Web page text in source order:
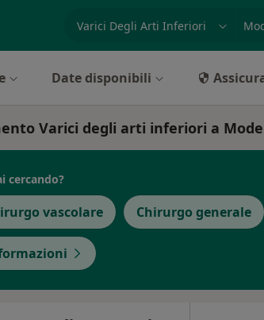
Date disponibili
Varici degli arti inferiori a
cercando?
vascolare Chirurgo generale